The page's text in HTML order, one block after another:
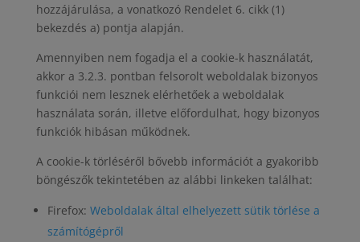
hozzájárulása, a vonatkozó Rendelet 6. cikk (1)
bekezdés a) pontja alapján.
Amennyiben nem fogadja el a cookie-k használatát,
akkor a 3.2.3. pontban felsorolt weboldalak bizonyos
funkciói nem lesznek elérhetőek a weboldalak
használata során, illetve előfordulhat, hogy bizonyos
funkciók hibásan működnek.
A cookie-k törléséről bővebb információt a gyakoribb
böngészők tekintetében az alábbi linkeken találhat:
Firefox: Weboldalak által elhelyezett sütik törlése a
számítógépről